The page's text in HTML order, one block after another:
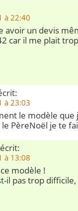
à 22:40
avoir un devis
car il me plait
à 23:03
le modèle que
PèreNoël je te
à 13:08
modèle !
il pas trop